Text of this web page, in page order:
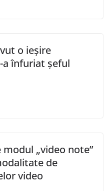
o ieșire
a înfuriat șeful
„video note”
de
video